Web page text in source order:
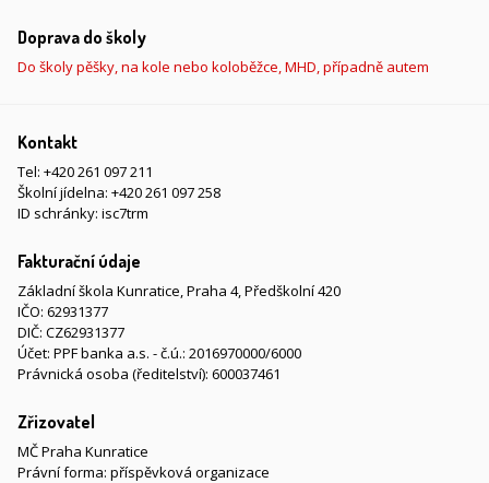
Doprava do školy
Do školy pěšky, na kole nebo koloběžce, MHD, případně autem
Kontakt
Tel: +420 261 097 211
Školní jídelna: +420 261 097 258
ID schránky: isc7trm
Fakturační údaje
Základní škola Kunratice, Praha 4, Předškolní 420
IČO: 62931377
DIČ: CZ62931377
Účet: PPF banka a.s. - č.ú.: 2016970000/6000
Právnická osoba (ředitelství): 600037461
Zřizovatel
MČ Praha Kunratice
Právní forma: příspěvková organizace